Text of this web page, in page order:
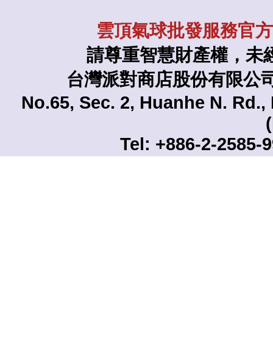
雲頂氣球批發服務官
請尊重智慧財產權，未
台灣派對商店股份有限公
No.65, Sec. 2, Huanhe N.
Tel: +886-2-2585-